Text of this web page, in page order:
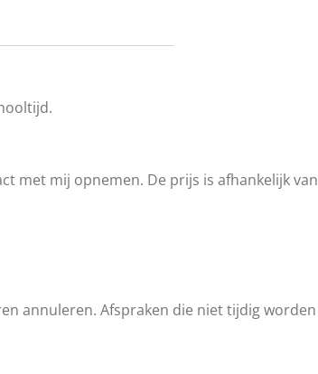
met mij opnemen. De prijs is afhankelijk van
annuleren. Afspraken die niet tijdig worden